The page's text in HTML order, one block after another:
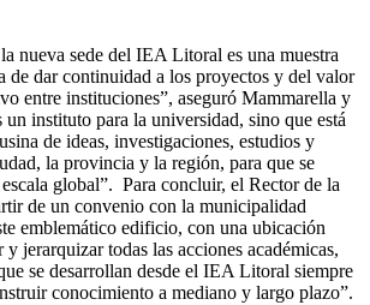
nueva sede del IEA Litoral es una muestra
de dar continuidad a los proyectos y del valor
entre instituciones”, aseguró Mammarella y
un instituto para la universidad, sino que está
de ideas, investigaciones, estudios y
la provincia y la región, para que se
global”. Para concluir, el Rector de la
de un convenio con la municipalidad
emblemático edificio, con una ubicación
jerarquizar todas las acciones académicas,
se desarrollan desde el IEA Litoral siempre
conocimiento a mediano y largo plazo”.